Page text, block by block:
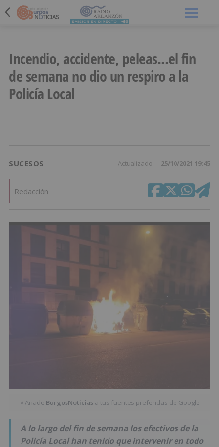
Incendio, accidente, peleas...el fin
de semana no dio un respiro a la
Policía Local
SUCESOS Actualizado 25/10/2021 19:45
Redacción
★Añade BurgosNoticias a tus fuentes preferidas de Google
A lo largo del fin de semana los efectivos de la
Policía Local han tenido que intervenir en todo